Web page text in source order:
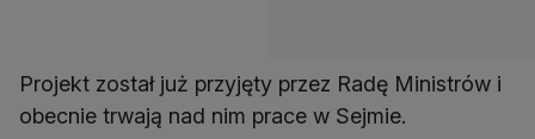
Projekt został już przyjęty przez Radę Ministrów i
obecnie trwają nad nim prace w Sejmie.